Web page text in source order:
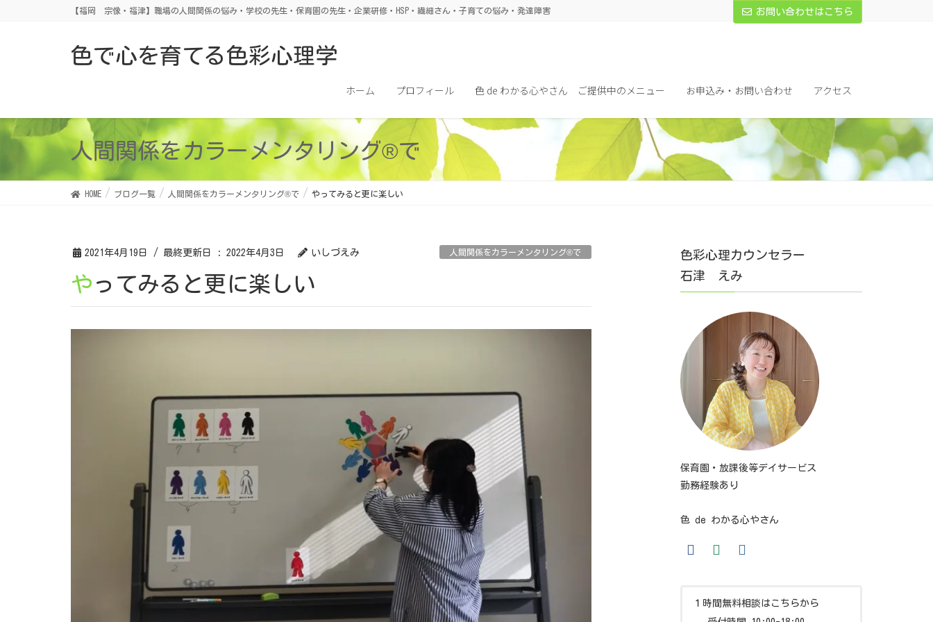
【福岡 宗像・福津】職場の人間関係の悩み・学校の先生・保育園の先生・企業研修・HSP・繊細さん・子育ての悩み・発達障害 お問い合わせはこちら
色で心を育てる色彩心理学
ホーム プロフィール 色 de わかる心やさん ご提供中のメニュー お申込み・お問い合わせ アクセス
人間関係をカラーメンタリング®で
HOME ブログ一覧 人間関係をカラーメンタリング®で やってみると更に楽しい
2021年4月19日 / 最終更新日 : 2022年4月3日 いしづえみ 人間関係をカラーメンタリング®で
やってみると更に楽しい
色彩心理カウンセラー
石津 えみ
保育園・放課後等デイサービス
勤務経験あり
色 de わかる心やさん
１時間無料相談はこちらから